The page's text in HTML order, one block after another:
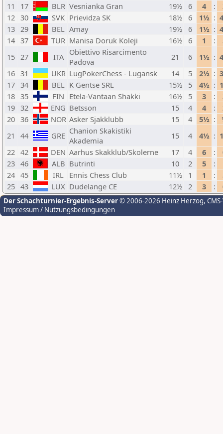
11
17 BLR Vesnianka Gran 19½ 6 4 :
12 30 SVK Prievidza SK 18½ 6 1½ :
13 29 BEL Amay 19½ 6 1½ :
14 37 TUR Manisa Doruk Koleji 16½ 6 1 :
15 27 ITA Obiettivo Risarcimento
Padova
21 6 1½ :
16 31 UKR LugPokerChess - Lugansk 14 5 2½ :
17 34 BEL K Gentse SRL 15½ 5 4½ :
18 35 FIN Etela-Vantaan Shakki 16½ 5 3 :
19 32 ENG Betsson 15 4 4 :
20 36 NOR Asker Sjakklubb 15 4 5½ :
21
44 GRE Chanion Skakistiki
Akademia
15 4 4½ :
22 42 DEN Aarhus Skakklub/Skolerne 17 4 6 :
23 46 ALB Butrinti 10 2 5 :
24 45 IRL Ennis Chess Club 11½ 1 1 :
25 43 LUX Dudelange CE 12½ 2 3 :
Der Schachturnier-Ergebnis-Server© 2006-2026 Heinz Herzog,
Impressum / Nutzungsbedingungen